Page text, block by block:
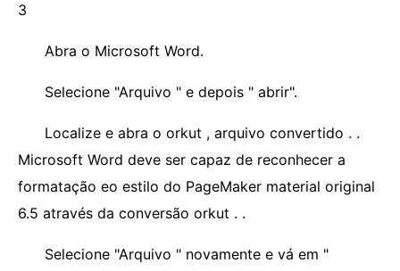
3
Abra o Microsoft Word.
Selecione "Arquivo " e depois " abrir".
Localize e abra o orkut , arquivo convertido . .
Microsoft Word deve ser capaz de reconhecer a
formatação eo estilo do PageMaker material original
6.5 através da conversão orkut . .
Selecione "Arquivo " novamente e vá em "